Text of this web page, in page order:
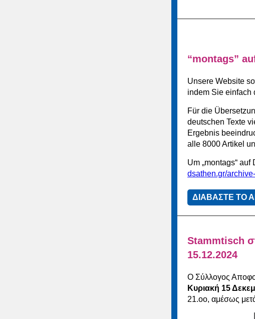
“montags”
Unsere Website
indem Sie einfach
Für die
deutschen Texte
Ergebnis
alle 8000 Artikel
Um „montags“
dsathen.gr/
ΔΙΑΒΑΣΤΕ ΤΟ
Stammtisch
15.12.2024
Ο Σύλλογος
Κυριακή 15
21.οο, αμέσως